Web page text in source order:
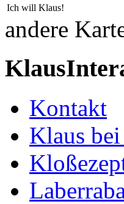
Ich will Klaus!
andere
Kontakt
Klaus